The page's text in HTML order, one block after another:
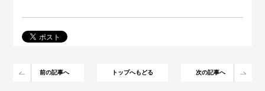
前の記事へ トップへもどる 次の記事へ